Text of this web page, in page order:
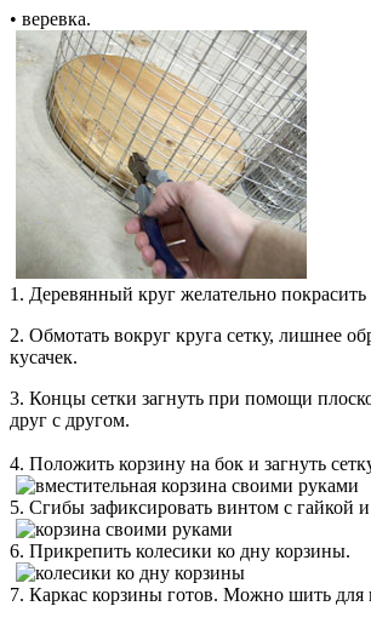
• веревка.
1. Деревянный круг желательно
2. Обмотать вокруг круга сетку, лишнее
кусачек.
3. Концы сетки загнуть при помощи
друг с другом.
4. Положить корзину на бок и загнуть
5. Сгибы зафиксировать винтом с гайкой
6. Прикрепить колесики ко дну корзины.
7. Каркас корзины готов. Можно шить для